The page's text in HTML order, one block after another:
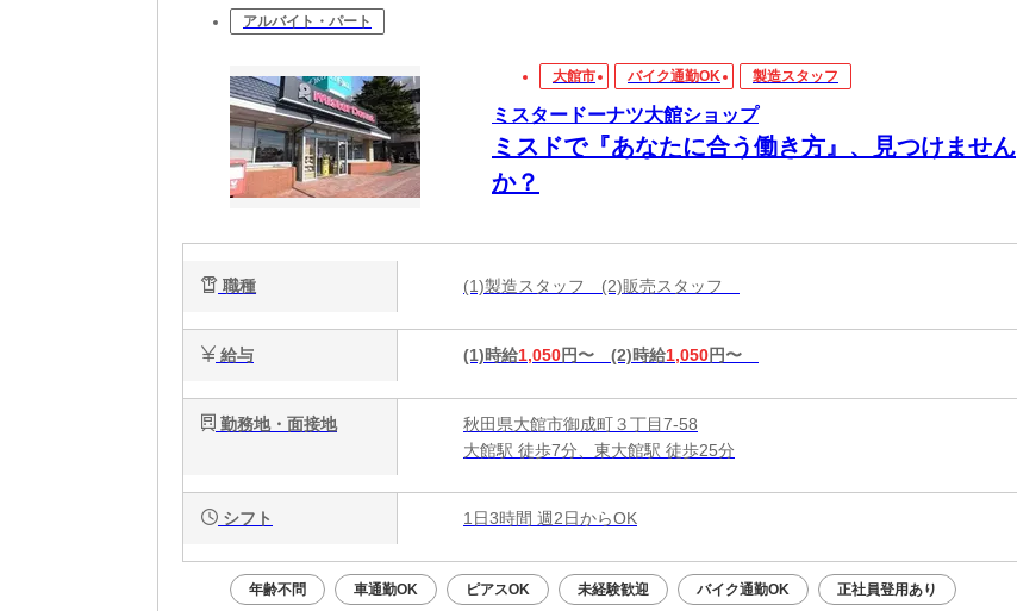
アルバイト・パート
大館市 バイク通勤OK 製造スタッフ
ミスタードーナツ大館ショップ
ミスドで『あなたに合う働き方』、見つけません
か？
職種 (1)製造スタッフ (2)販売スタッフ
給与 (1)時給1,050円〜 (2)時給1,050円〜
勤務地・面接地
秋田県大館市御成町３丁目7-58
大館駅 徒歩7分、東大館駅 徒歩25分
シフト 1日3時間 週2日からOK
年齢不問 車通勤OK ピアスOK 未経験歓迎 バイク通勤OK 正社員登用あり